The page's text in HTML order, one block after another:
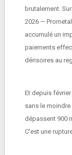
brutalement.
2026 —
accumulé un
paiements
dérisoires au
Et depuis
sans le
dépassent 900
C'est une